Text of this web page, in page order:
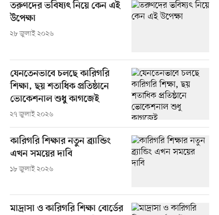
তরুণদের ভবিষ্যৎ নিয়ে কেন এই
উপেক্ষা
২৮ জুলাই ২০২৬
যেনতেনভাবে চলছে কারিগরি
শিক্ষা, ছয় শতাধিক প্রতিষ্ঠানে
ভোকেশনাল শুধু কাগজেই
২৭ জুলাই ২০২৬
কারিগরি শিক্ষার নতুন ব্র্যান্ডিং
এখন সময়ের দাবি
১৮ জুলাই ২০২৬
মাদ্রাসা ও কারিগরি শিক্ষা বোর্ডের